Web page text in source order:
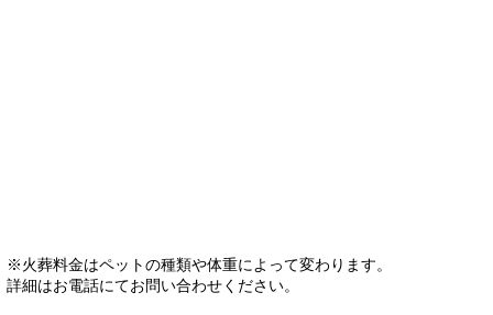
※火葬料金はペットの種類や体重によって変わります。
詳細はお電話にてお問い合わせください。